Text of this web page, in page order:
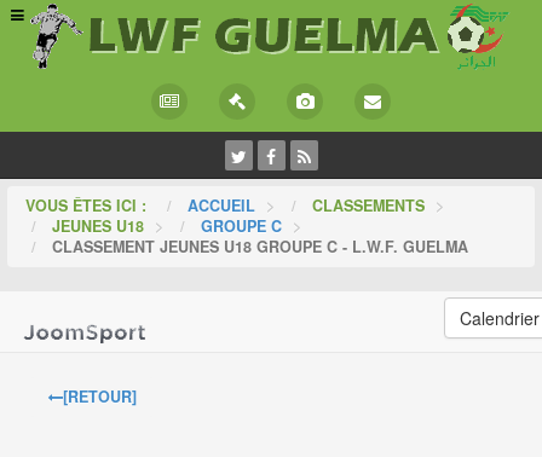
VOUS ÊTES ICI : ACCUEIL > CLASSEMENTS >
JEUNES U18 > GROUPE C >
CLASSEMENT JEUNES U18 GROUPE C - L.W.F. GUELMA
Calendrier
[RETOUR]